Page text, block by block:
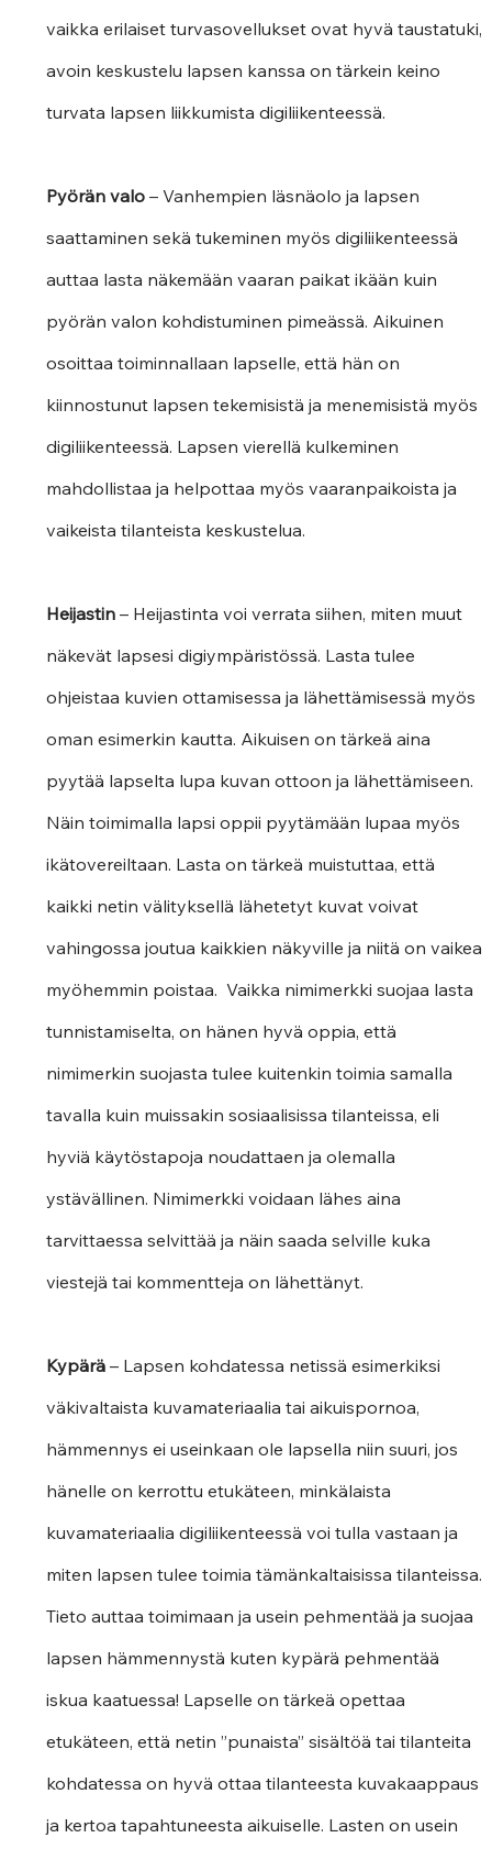
vaikka erilaiset turvasovellukset ovat hyvä taustatuki,
avoin keskustelu lapsen kanssa on tärkein keino
turvata lapsen liikkumista digiliikenteessä.
Pyörän valo – Vanhempien läsnäolo ja lapsen
saattaminen sekä tukeminen myös digiliikenteessä
auttaa lasta näkemään vaaran paikat ikään kuin
pyörän valon kohdistuminen pimeässä. Aikuinen
osoittaa toiminnallaan lapselle, että hän on
kiinnostunut lapsen tekemisistä ja menemisistä myös
digiliikenteessä. Lapsen vierellä kulkeminen
mahdollistaa ja helpottaa myös vaaranpaikoista ja
vaikeista tilanteista keskustelua.
Heijastin – Heijastinta voi verrata siihen, miten muut
näkevät lapsesi digiympäristössä. Lasta tulee
ohjeistaa kuvien ottamisessa ja lähettämisessä myös
oman esimerkin kautta. Aikuisen on tärkeä aina
pyytää lapselta lupa kuvan ottoon ja lähettämiseen.
Näin toimimalla lapsi oppii pyytämään lupaa myös
ikätovereiltaan. Lasta on tärkeä muistuttaa, että
kaikki netin välityksellä lähetetyt kuvat voivat
vahingossa joutua kaikkien näkyville ja niitä on vaikea
myöhemmin poistaa.  Vaikka nimimerkki suojaa lasta
tunnistamiselta, on hänen hyvä oppia, että
nimimerkin suojasta tulee kuitenkin toimia samalla
tavalla kuin muissakin sosiaalisissa tilanteissa, eli
hyviä käytöstapoja noudattaen ja olemalla
ystävällinen. Nimimerkki voidaan lähes aina
tarvittaessa selvittää ja näin saada selville kuka
viestejä tai kommentteja on lähettänyt.
Kypärä – Lapsen kohdatessa netissä esimerkiksi
väkivaltaista kuvamateriaalia tai aikuispornoa,
hämmennys ei useinkaan ole lapsella niin suuri, jos
hänelle on kerrottu etukäteen, minkälaista
kuvamateriaalia digiliikenteessä voi tulla vastaan ja
miten lapsen tulee toimia tämänkaltaisissa tilanteissa.
Tieto auttaa toimimaan ja usein pehmentää ja suojaa
lapsen hämmennystä kuten kypärä pehmentää
iskua kaatuessa! Lapselle on tärkeä opettaa
etukäteen, että netin ”punaista” sisältöä tai tilanteita
kohdatessa on hyvä ottaa tilanteesta kuvakaappaus
ja kertoa tapahtuneesta aikuiselle. Lasten on usein